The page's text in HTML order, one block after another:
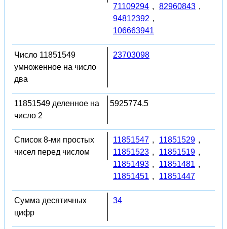
71109294 , 82960843 ,
94812392 ,
106663941
Число 11851549
умноженное на число
два
23703098
11851549 деленное на
число 2
5925774.5
Список 8-ми простых
чисел перед числом
11851547 , 11851529 ,
11851523 , 11851519 ,
11851493 , 11851481 ,
11851451 , 11851447
Сумма десятичных
цифр
34